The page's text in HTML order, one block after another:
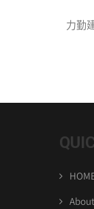
力勤